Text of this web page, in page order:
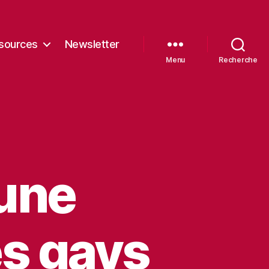
Newsletter
Menu Recherche
gays